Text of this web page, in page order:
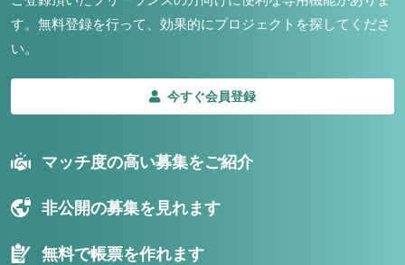
す。 無料登録を行って、効果的にプロジェクトを探してくださ
い。
今すぐ会員登録
マッチ度の高い募集をご紹介
非公開の募集を見れます
無料で帳票を作れます